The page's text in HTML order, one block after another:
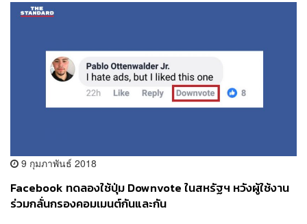
9 กุมภาพันธ์ 2018
Facebook ทดลองใช้ปุ่ม Downvote ในสหรัฐฯ หวังผู้ใช้งาน
ร่วมกลั่นกรองคอมเมนต์กันและกัน